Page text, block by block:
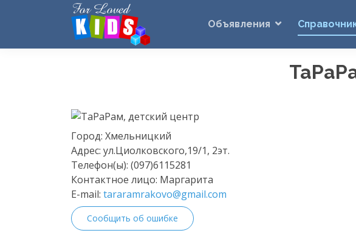
Объявления
Город: Хмельницкий
Адрес: ул.Циолковского,19/1, 2эт.
Телефон(ы): (097)6115281
Контактное лицо: Маргарита
E-mail: tararamrakovo@gmail.com
Сообщить об ошибке